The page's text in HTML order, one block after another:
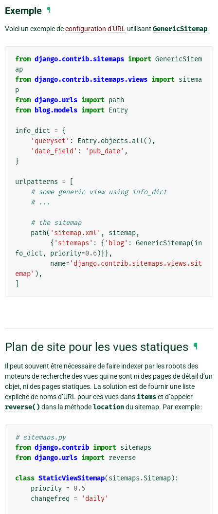
Exemple ¶
Voici un exemple deconfiguration d’URL utilisant GenericSitemap:
from django.contrib.sitemaps import GenericSitem
ap
from django.contrib.sitemaps.views import sitema
p
from django.urls import path
from blog.models import Entry
info_dict = {
'queryset' : Entry.objects .all(),
'date_field' : 'pub_date' ,
}
urlpatterns =
# some generic view using info_dict
# ...
# the sitemap
path( 'sitemap.xml' , sitemap,
{ 'sitemaps' : { 'blog' : GenericSitemap(in
fo_dict , priority=0.6)}},
name= 'django.contrib.sitemaps.views.sit
emap' ),
Plan de site pour les vues statiques ¶
Il peut souvent être nécessaire de faire indexer par les robots des
moteurs de recherche des vues qui ne sont ni des pages de détail d’un
objet, ni des pages statiques. La solution est de fournir une liste
explicite de noms d’URL pour ces vues dans itemset d’appeler
reverse() dans la méthodelocationdu sitemap. Par exemple :
# sitemaps.py
from django.contrib import sitemaps
from django.urls import reverse
class StaticViewSitemap(sitemaps .Sitemap):
priority = 0.5
changefreq = 'daily'